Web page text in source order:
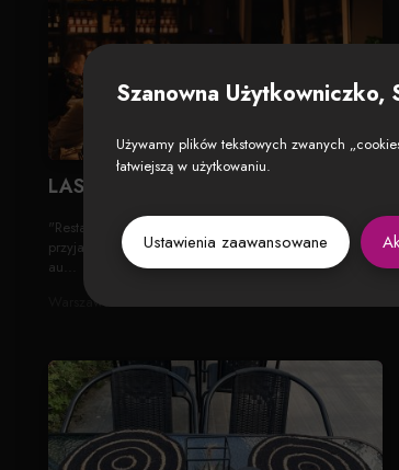
LAS - Lokalna Atrakcja Stolicy
"Restauracja i cocktail bar. Miejsce autentyczne i
przyjazne. Stworzone do wypoczynku i zabawy. Z
au...
Warszawa
Szanowna Użytkowniczko,
Używamy plików tekstowych zwanych
łatwiejszą w użytkowaniu.
Ustawienia zaawansowane